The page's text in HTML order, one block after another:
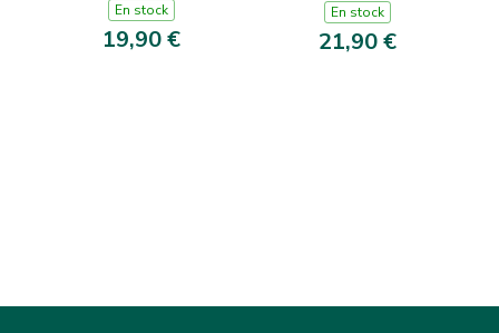
En stock
19,90 €
En stock
21,90 €